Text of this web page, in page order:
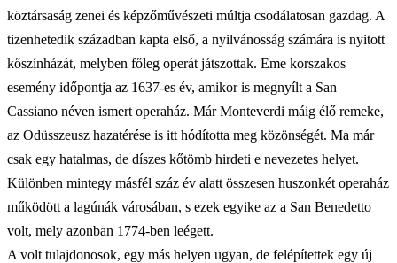
köztársaság zenei és képzőművészeti múltja csodálatosan gazdag. A
tizenhetedik században kapta első, a nyilvánosság számára is nyitott
kőszínházát, melyben főleg operát játszottak. Eme korszakos
esemény időpontja az 1637-es év, amikor is megnyílt a San
Cassiano néven ismert operaház. Már Monteverdi máig élő remeke,
az Odüsszeusz hazatérése is itt hódította meg közönségét. Ma már
csak egy hatalmas, de díszes kőtömb hirdeti e nevezetes helyet.
Különben mintegy másfél száz év alatt összesen huszonkét operaház
működött a lagúnák városában, s ezek egyike az a San Benedetto
volt, mely azonban 1774-ben leégett.
A volt tulajdonosok, egy más helyen ugyan, de felépítettek egy új